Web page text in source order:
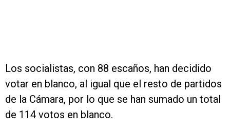
Los socialistas, con 88 escaños, han decidido
votar en blanco, al igual que el resto de partidos
de la Cámara, por lo que se han sumado un total
de 114 votos en blanco.